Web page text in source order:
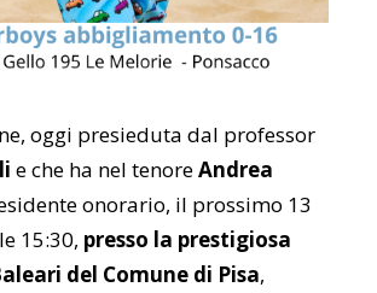
oggi presieduta dal professor
e che ha nel tenoreAndrea
onorario, il prossimo 13
15:30, presso la prestigiosa
del Comune di Pisa,